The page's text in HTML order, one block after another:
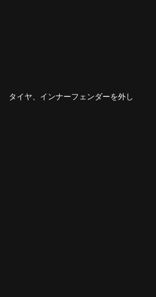
タイヤ、インナーフェンダーを外し